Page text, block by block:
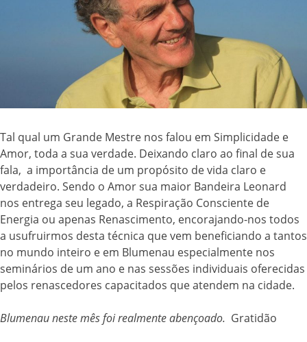
Tal qual um Grande Mestre nos falou em Simplicidade e
Amor, toda a sua verdade. Deixando claro ao final de sua
fala, a importância de um propósito de vida claro e
verdadeiro. Sendo o Amor sua maior Bandeira Leonard
nos entrega seu legado, a Respiração Consciente de
Energia ou apenas Renascimento, encorajando-nos todos
a usufruirmos desta técnica que vem beneficiando a tantos
no mundo inteiro e em Blumenau especialmente nos
seminários de um ano e nas sessões individuais oferecidas
pelos renascedores capacitados que atendem na cidade.
Blumenau neste mês foi realmente abençoado. Gratidão